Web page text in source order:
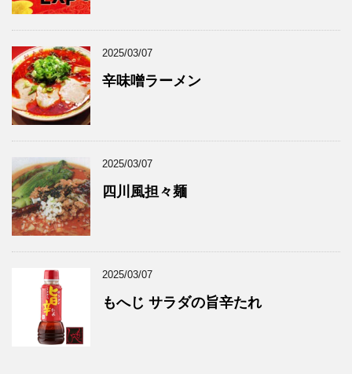
2025/03/07
辛味噌ラーメン
2025/03/07
四川風担々麺
2025/03/07
もへじ サラダの旨辛たれ